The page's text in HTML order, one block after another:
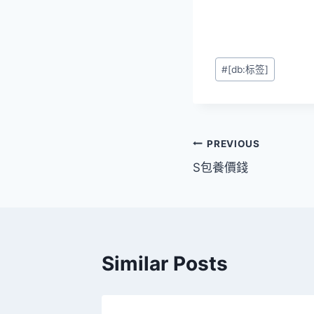
Post
Tags:
#[db:标签]
文
章
PREVIOUS
S包養價錢
Similar Posts